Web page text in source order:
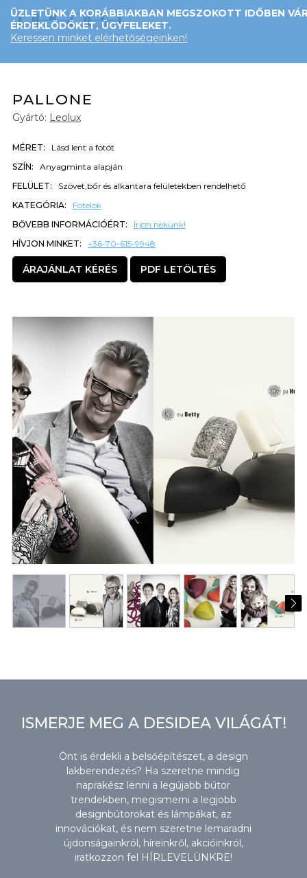
ÜZLETÜNK A KORÁBBIAKBAN MEGSZOKOTT IDŐBEN
ÉRDEKLŐDŐKET, ÜGYFELEKET.
Keressen minket elérhetőségeinken!
PALLONE
Gyártó: Leolux
MÉRET:
Lásd lent a fotót
SZÍN:
Anyagminta alapján
FELÜLET:
Szövet,bőr és alkantara felületekben rendelhető
KATEGÓRIA:
Fotelok
BŐVEBB INFORMÁCIÓÉRT:
Írjon nekünk!
HÍVJON MINKET:
+36-70-615-9948
ÁRAJÁNLAT KÉRÉS PDF LETÖLTÉS
ISMERJE MEG A DESIDEA VILÁGÁT!
Önt is érdekli a belsőépítészet, a design
lakberendezés? Ha szeretne mindig
naprakész lenni a legújabb bútor
trendekben, megismerni a legjobb
designbútorokat és lámpákat, az
innovációkat, és nem szeretne lemaradni
újdonságainkról, híreinkről, akcióinkról,
iratkozzon fel HÍRLEVELÜNKRE!